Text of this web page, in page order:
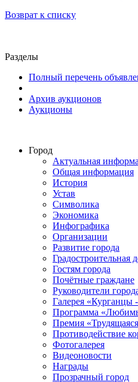
Возврат к списку
Разделы
Полный перечень
Архив аукционов
Аукционы
Город
Актуальная
Общая информация
История
Устав
Символика
Экономика
Инфографика
Организации
Развитие города
Градостроительная
Гостям города
Почётные граждане
Руководители
Галерея «Курганцы
Программа
Премия
Противодействие
Фотогалерея
Видеоновости
Награды
Прозрачный город